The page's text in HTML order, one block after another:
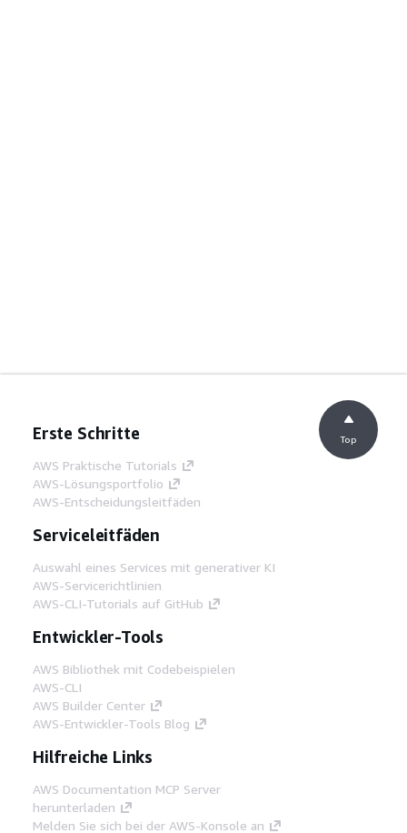
Erste Schritte
AWS Praktische Tutorials
AWS-Lösungsportfolio
AWS-Entscheidungsleitfäden
Serviceleitfäden
Auswahl eines Services mit generativer KI
AWS-Servicerichtlinien
AWS-CLI-Tutorials auf GitHub
Entwickler-Tools
AWS Bibliothek mit Codebeispielen
AWS-CLI
AWS Builder Center
AWS-Entwickler-Tools Blog
Hilfreiche Links
AWS Documentation MCP Server
herunterladen
Melden Sie sich bei der AWS-Konsole an
Top